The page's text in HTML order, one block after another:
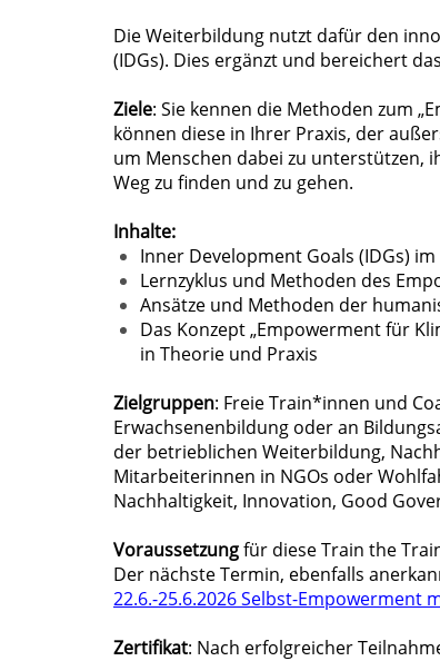
Die Weiterbildung nutzt dafür den
(IDGs). Dies ergänzt und bereichert
Ziele: Sie kennen die Methoden zum
können diese in Ihrer Praxis, der
um Menschen dabei zu unterstützen,
Weg zu finden und zu gehen.
Inhalte:
Inner Development Goals (IDGs)
Lernzyklus und Methoden des
Ansätze und Methoden der
Das Konzept „Empowerment für
in Theorie und Praxis
Zielgruppen: Freie Train*innen und
Erwachsenenbildung oder an
der betrieblichen Weiterbildung,
Mitarbeiterinnen in NGOs oder
Nachhaltigkeit, Innovation, Good
Voraussetzungfür diese Train the
Der nächste Termin, ebenfalls
22.6.-25.6.2026 Selbst-Empowerment
Zertifikat: Nach erfolgreicher